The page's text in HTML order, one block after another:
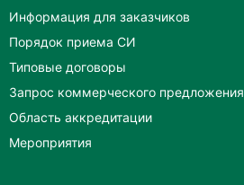
Информация для заказчиков
Порядок приема СИ
Типовые договоры
Запрос коммерческого предложения
Область аккредитации
Мероприятия